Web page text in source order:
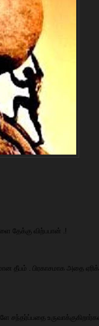
தேக்கு விற்பபான் .!
தீபம் . பிரகாசமாக அதை
சந்தர்ப்பதை